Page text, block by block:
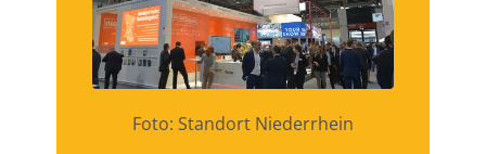
Foto: Standort Niederrhein